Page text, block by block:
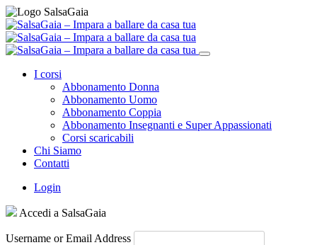
I corsi
Abbonamento Donna
Abbonamento Uomo
Abbonamento Coppia
Abbonamento Insegnanti e Super Appassionati
Corsi scaricabili
Chi Siamo
Contatti
Login
Accedi a SalsaGaia
Username or Email Address